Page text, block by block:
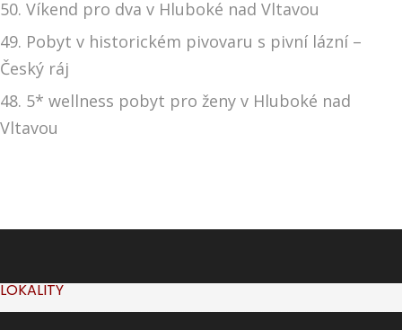
50. Víkend pro dva v Hluboké nad Vltavou
49. Pobyt v historickém pivovaru s pivní lázní –
Český ráj
48. 5* wellness pobyt pro ženy v Hluboké nad
Vltavou
LOKALITY